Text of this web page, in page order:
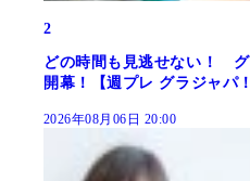
2
どの時間も見逃せない！
開幕！【週プレ グラジャパ！
2026年08月06日 20:00